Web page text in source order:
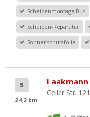
Scheibenmontage Bus
Scheiben-Reparatur
Sonnenschutzfolie
5
24,2 km
Celler Str.